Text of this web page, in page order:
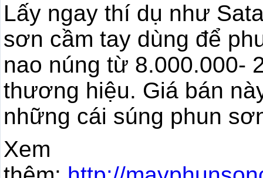
Lấy ngay thí dụ như
sơn cầm tay dùng để
nao núng từ 8.000.000-
thương hiệu. Giá bán
những cái súng phun
Xem